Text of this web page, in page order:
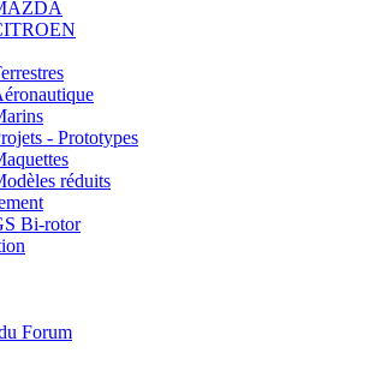
- Prototypes
réduits
Bi-rotor
Forum